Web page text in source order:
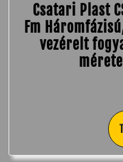
Csatari Plast
Fm
vezérelt